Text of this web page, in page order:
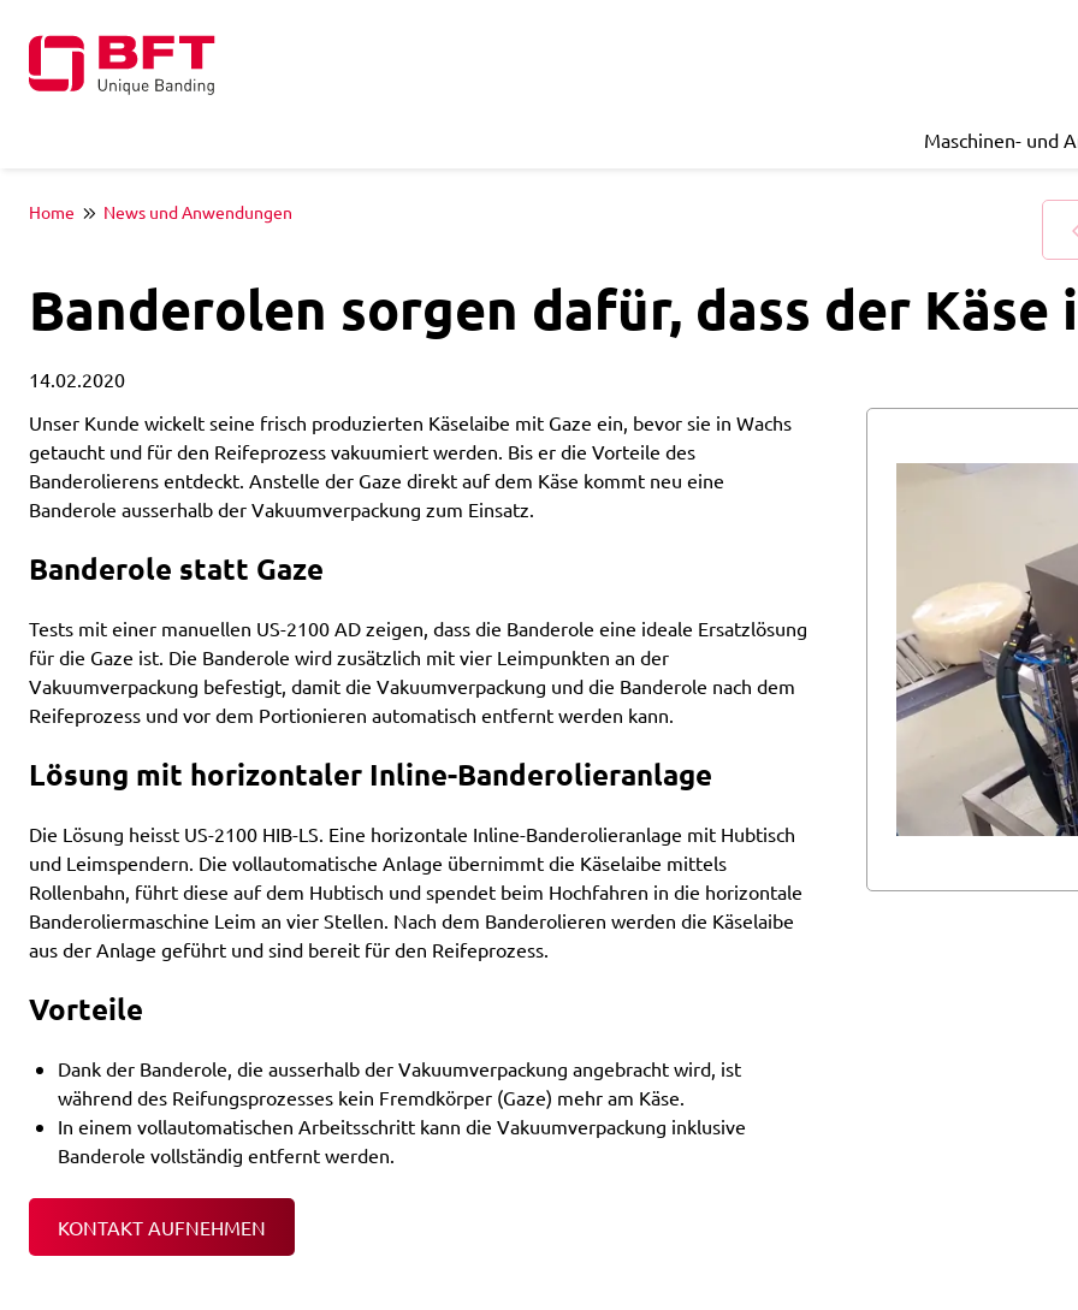
Maschinen- und
Home News und Anwendungen
Banderolen sorgen dafür, dass der
14.02.2020
Unser Kunde wickelt seine frisch produzierten Käselaibe mit Gaze ein, bevor sie in Wachs
getaucht und für den Reifeprozess vakuumiert werden. Bis er die Vorteile des
Banderolierens entdeckt. Anstelle der Gaze direkt auf dem Käse kommt neu eine
Banderole ausserhalb der Vakuumverpackung zum Einsatz.
Banderole statt Gaze
Tests mit einer manuellen US-2100 AD zeigen, dass die Banderole eine ideale Ersatzlösung
für die Gaze ist. Die Banderole wird zusätzlich mit vier Leimpunkten an der
Vakuumverpackung befestigt, damit die Vakuumverpackung und die Banderole nach dem
Reifeprozess und vor dem Portionieren automatisch entfernt werden kann.
Lösung mit horizontaler Inline-Banderolieranlage
Die Lösung heisst US-2100 HIB-LS. Eine horizontale Inline-Banderolieranlage mit Hubtisch
und Leimspendern. Die vollautomatische Anlage übernimmt die Käselaibe mittels
Rollenbahn, führt diese auf dem Hubtisch und spendet beim Hochfahren in die horizontale
Banderoliermaschine Leim an vier Stellen. Nach dem Banderolieren werden die Käselaibe
aus der Anlage geführt und sind bereit für den Reifeprozess.
Vorteile
Dank der Banderole, die ausserhalb der Vakuumverpackung angebracht wird, ist
während des Reifungsprozesses kein Fremdkörper (Gaze) mehr am Käse.
In einem vollautomatischen Arbeitsschritt kann die Vakuumverpackung inklusive
Banderole vollständig entfernt werden.
KONTAKT AUFNEHMEN